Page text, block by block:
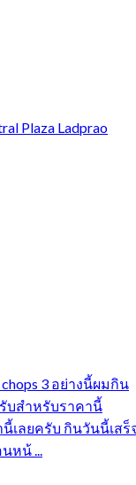
Plaza Ladprao
3 อย่างนี้ผมกิน
บสำหรับราคานี้
เลยครับ กินวันนี้เสร็
น้ ...